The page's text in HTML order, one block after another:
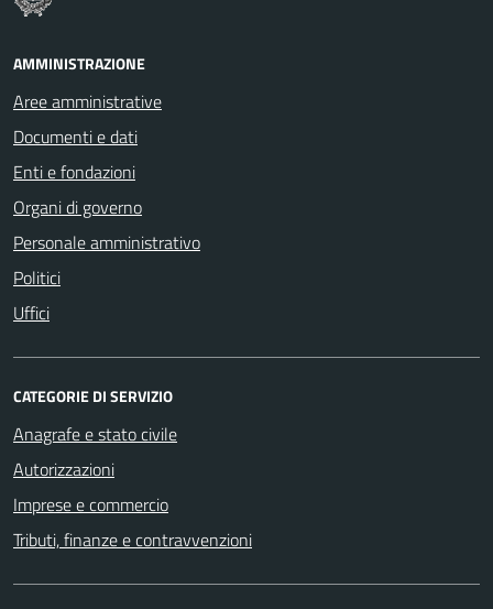
AMMINISTRAZIONE
Aree amministrative
Documenti e dati
Enti e fondazioni
Organi di governo
Personale amministrativo
Politici
Uffici
CATEGORIE DI SERVIZIO
Anagrafe e stato civile
Autorizzazioni
Imprese e commercio
Tributi, finanze e contravvenzioni